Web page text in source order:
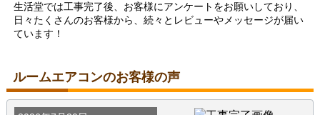
生活堂では工事完了後、お客様にアンケートをお願いしており、
日々たくさんのお客様から、続々とレビューやメッセージが届い
ています！
ルームエアコンのお客様の声